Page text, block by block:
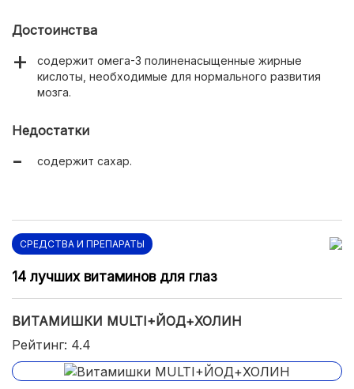
Достоинства
содержит омега-3 полиненасыщенные жирные
кислоты, необходимые для нормального развития
мозга.
Недостатки
содержит сахар.
СРЕДСТВА И ПРЕПАРАТЫ
14 лучших витаминов для глаз
ВИТАМИШКИ MULTI+ЙОД+ХОЛИН
Рейтинг: 4.4